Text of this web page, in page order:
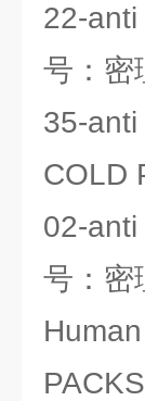
22-
号：密
35-
COLD
02-
号：密